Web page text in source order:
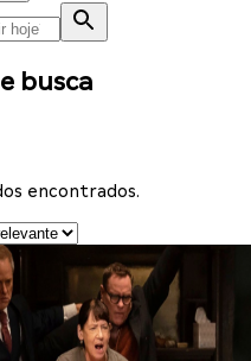
busca
encontrados.